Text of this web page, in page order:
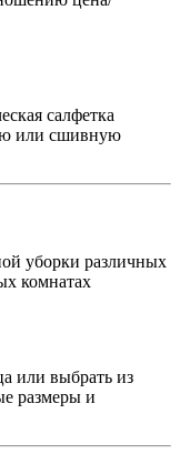
салфетка
или сшивную
уборки различных
комнатах
или выбрать из
размеры и